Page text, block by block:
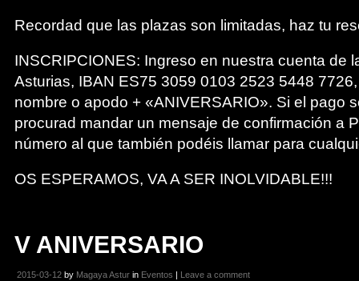
Recordad que las plazas son limitadas, haz tu
INSCRIPCIONES: Ingreso en nuestra cuenta de
Asturias, IBAN ES75 3059 0103 2523 5448
nombre o apodo + «ANIVERSARIO». Si el pago
procurad mandar un mensaje de confirmación a
número al que también podéis llamar para
OS ESPERAMOS, VA A SER INOLVIDABLE!!!
V ANIVERSARIO
2015-03-12 by Magaya Astur in Eventos | Leave a comment